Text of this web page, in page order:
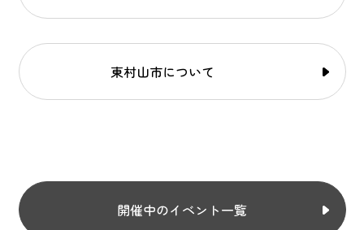
東村山市について
開催中のイベント一覧